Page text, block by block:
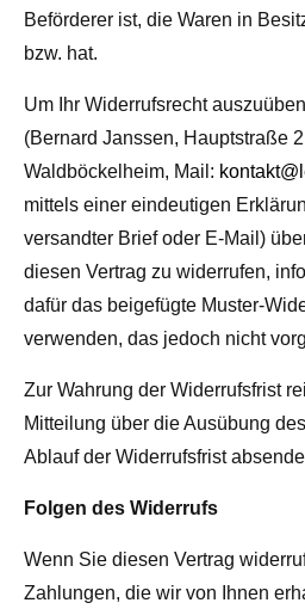
Beförderer ist, die Waren in
bzw. hat.
Um Ihr Widerrufsrecht
(Bernard Janssen, Hauptstraße
Waldböckelheim, Mail:
mittels einer eindeutigen
versandter Brief oder E-Mail)
diesen Vertrag zu widerrufen,
dafür das beigefügte Muster-
verwenden, das jedoch nicht
Zur Wahrung der Widerrufsfrist
Mitteilung über die Ausübung
Ablauf der Widerrufsfrist
Folgen des Widerrufs
Wenn Sie diesen Vertrag
Zahlungen, die wir von Ihnen